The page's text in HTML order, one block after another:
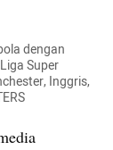
dengan
Super
Inggris,